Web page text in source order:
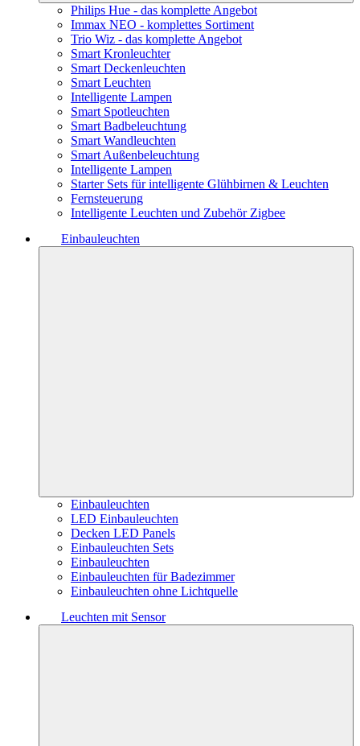
Philips Hue - das komplette Angebot
Immax NEO - komplettes Sortiment
Trio Wiz - das komplette Angebot
Smart Kronleuchter
Smart Deckenleuchten
Smart Leuchten
Intelligente Lampen
Smart Spotleuchten
Smart Badbeleuchtung
Smart Wandleuchten
Smart Außenbeleuchtung
Intelligente Lampen
Starter Sets für intelligente Glühbirnen & Leuchten
Fernsteuerung
Intelligente Leuchten und Zubehör Zigbee
Einbauleuchten
Einbauleuchten
LED Einbauleuchten
Decken LED Panels
Einbauleuchten Sets
Einbauleuchten
Einbauleuchten für Badezimmer
Einbauleuchten ohne Lichtquelle
Leuchten mit Sensor